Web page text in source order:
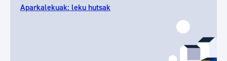
Aparkalekuak: leku hutsak